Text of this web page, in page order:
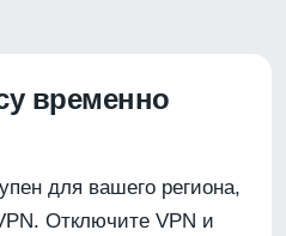
временно
для вашего региона,
Отключите VPN и